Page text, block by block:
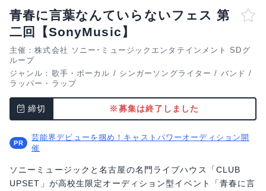
青春に言葉なんていらないフェス 第
二回【SonyMusic】
主催：株式会社 ソニー･ミュージックエンタテインメント SDグ
ループ
ジャンル： 歌手・ボーカル / シンガーソングライター / バンド /
ラッパー・ラップ
締切 ※募集は終了しました
芸能界デビューを掴め！キャストパワーオーディション開
催
ソニーミュージックと名古屋の名門ライブハウス「CLUB
UPSET」が高校生限定オーディション型イベント「青春に言